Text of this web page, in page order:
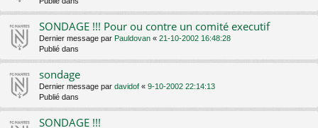
SONDAGE !!! Pour ou contre un comité executif
Dernier message par Pauldovan « 21-10-2002 16:48:28
Publié dans
sondage
Dernier message par davidof « 9-10-2002 22:14:13
Publié dans
SONDAGE !!!